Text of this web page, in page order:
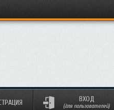
ВХОД
(для пользователей)